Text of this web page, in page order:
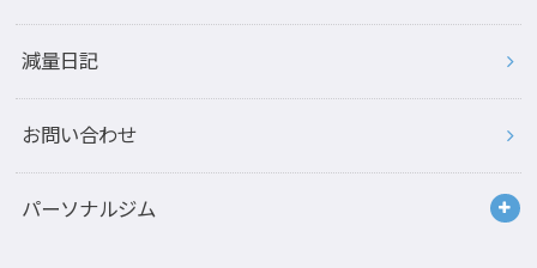
減量日記
お問い合わせ
パーソナルジム